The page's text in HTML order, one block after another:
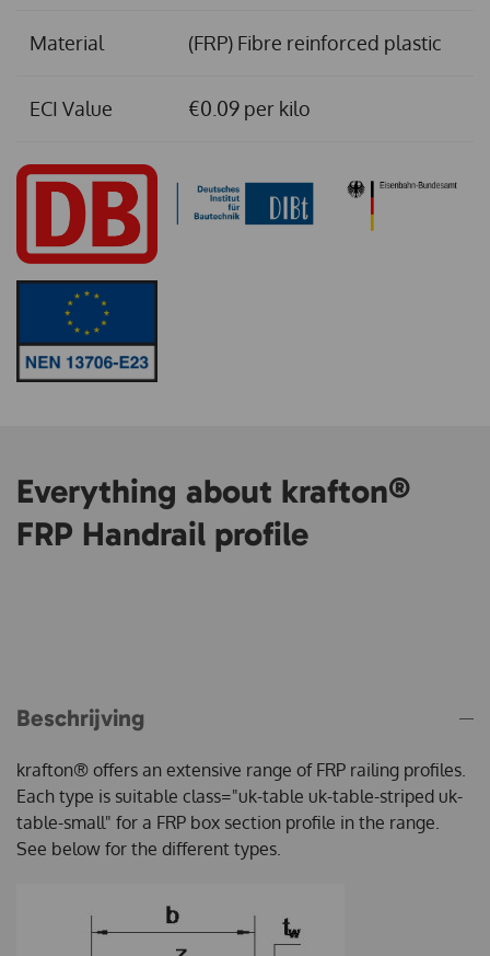
Material (FRP) Fibre reinforced plastic
ECI Value €0.09 per kilo
Everything about krafton®
FRP Handrail profile
Beschrijving
krafton® offers an extensive range of FRP railing profiles.
Each type is suitable class="uk-table uk-table-striped uk-
table-small" for a FRP box section profile in the range.
See below for the different types.